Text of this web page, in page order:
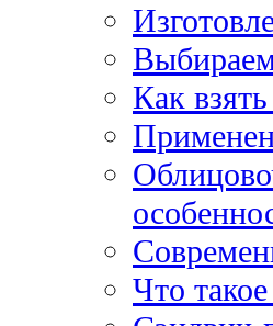
Как
Что